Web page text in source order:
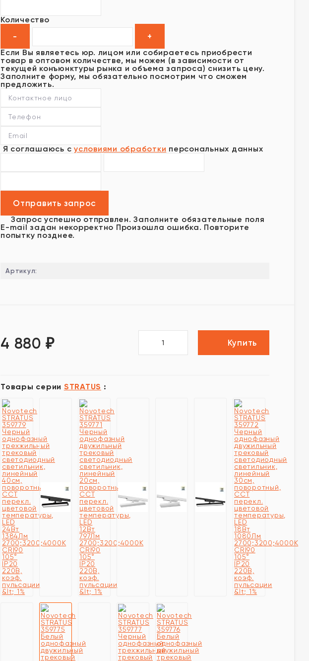
Количество
Если Вы являетесь юр. лицом или собираетесь приобрести
товар в оптовом количестве, мы можем (в зависимости от
текущей конъюнктуры рынка и объема запроса) снизить цену.
Заполните форму, мы обязательно посмотрим что сможем
предложить.
Я соглашаюсь с условиями обработки персональных данных
Запрос успешно отправлен. Заполните обязательные поля
E-mail задан некорректно Произошла ошибка. Повторите
попытку позднее.
Артикул:
4 880 ₽ Купить
Товары серии STRATUS :